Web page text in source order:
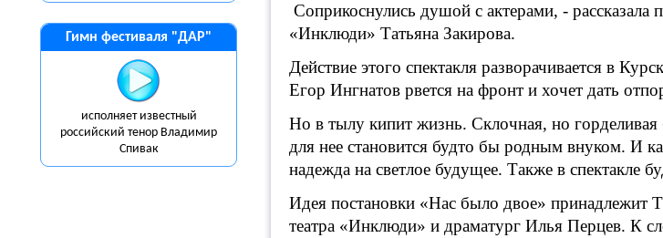
Гимн фестиваля "ДАР"
исполняет известный
российский тенор Владимир
Спивак
Соприкоснулись душой с актерами, -
«Инклюди» Татьяна Закирова.
Действие этого спектакля разворачивается в
Егор Ингнатов рвется на фронт и хочет дать
Но в тылу кипит жизнь. Склочная, но
для нее становится будто бы родным внуком. И
надежда на светлое будущее. Также в спектакле
Идея постановки «Нас было двое» принадлежит
театра «Инклюди» и драматург Илья Перцев. К